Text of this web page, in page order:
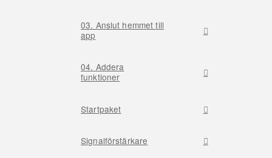
03. Anslut hemmet till
app
04. Addera
funktioner
Startpaket
Signalförstärkare